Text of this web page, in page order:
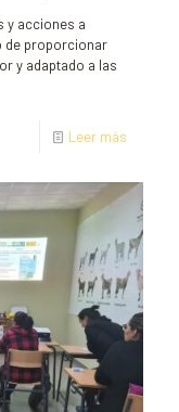
y acciones a
de proporcionar
y adaptado a las
Leer más